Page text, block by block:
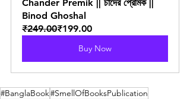
Chander Premik || চাঁদের প্রেমিক ||
Binod Ghoshal
₹249.00₹199.00
Buy Now
#BanglaBook#SmellOfBooksPublication